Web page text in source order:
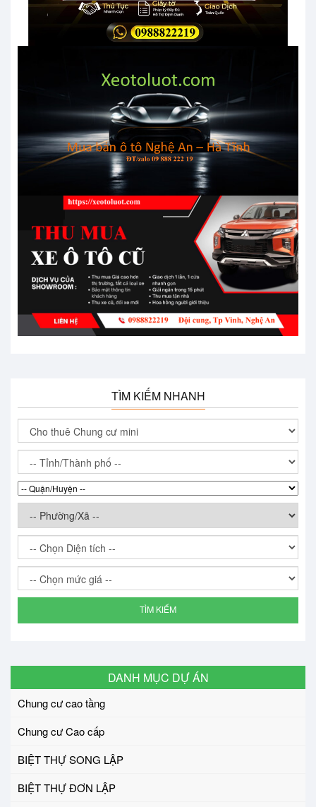
TÌM KIẾM NHANH
TÌM KIẾM
DANH MỤC DỰ ÁN
Chung cư cao tầng
Chung cư Cao cấp
BIỆT THỰ SONG LẬP
BIỆT THỰ ĐƠN LẬP